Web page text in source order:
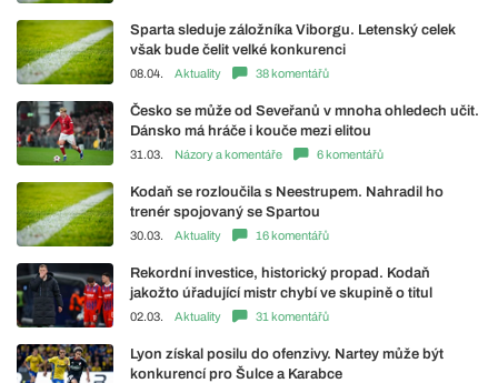
Sparta sleduje záložníka Viborgu. Letenský celek
však bude čelit velké konkurenci
08.04. Aktuality 38 komentářů
Česko se může od Seveřanů v mnoha ohledech učit.
Dánsko má hráče i kouče mezi elitou
31.03. Názory a komentáře 6 komentářů
Kodaň se rozloučila s Neestrupem. Nahradil ho
trenér spojovaný se Spartou
30.03. Aktuality 16 komentářů
Rekordní investice, historický propad. Kodaň
jakožto úřadující mistr chybí ve skupině o titul
02.03. Aktuality 31 komentářů
Lyon získal posilu do ofenzivy. Nartey může být
konkurencí pro Šulce a Karabce